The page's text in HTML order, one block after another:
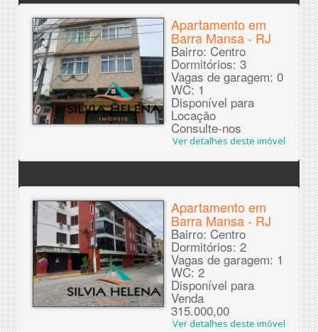
Apartamento em
Barra Mansa - RJ
Bairro: Centro
Dormitórios: 3
Vagas de garagem: 0
WC: 1
Disponível para
Locação
Consulte-nos
Ver detalhes deste imóvel
Apartamento em
Barra Mansa - RJ
Bairro: Centro
Dormitórios: 2
Vagas de garagem: 1
WC: 2
Disponível para
Venda
315.000,00
Ver detalhes deste imóvel